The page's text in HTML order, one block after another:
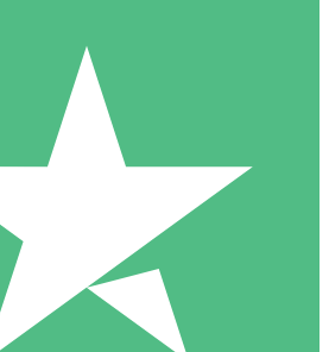
10 Téléchargements
20 00